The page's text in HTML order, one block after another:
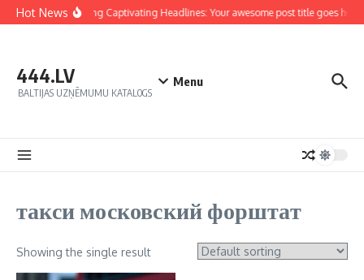
Hot NewsCrafting Captivating Headlines: Your awesome post title goes here
444.LV
BALTIJAS UZŅĒMUMU KATALOGS
Menu
такси московский форштат
Showing the single result